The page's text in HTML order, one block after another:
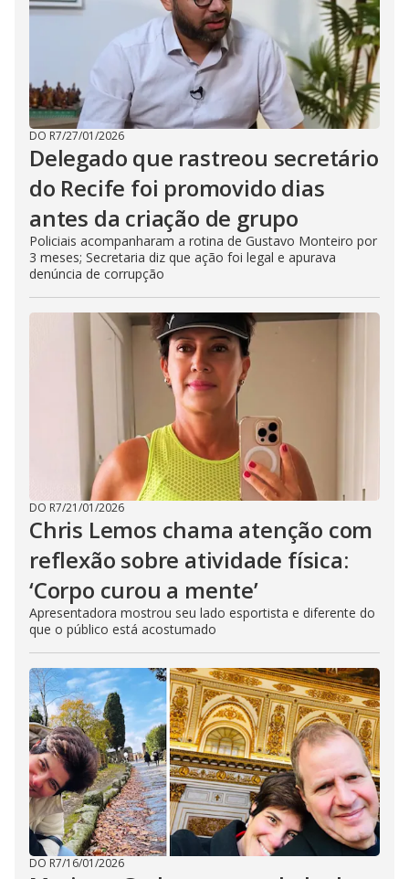
DO R7/27/01/2026
Delegado que rastreou secretário
do Recife foi promovido dias
antes da criação de grupo
Policiais acompanharam a rotina de Gustavo Monteiro por
3 meses; Secretaria diz que ação foi legal e apurava
denúncia de corrupção
DO R7/21/01/2026
Chris Lemos chama atenção com
reflexão sobre atividade física:
‘Corpo curou a mente’
Apresentadora mostrou seu lado esportista e diferente do
que o público está acostumado
DO R7/16/01/2026